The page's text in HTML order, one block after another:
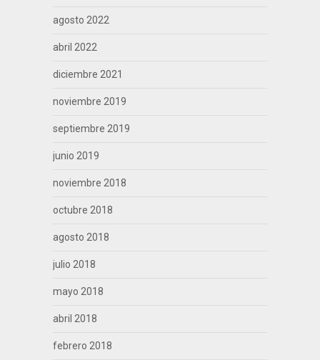
agosto 2022
abril 2022
diciembre 2021
noviembre 2019
septiembre 2019
junio 2019
noviembre 2018
octubre 2018
agosto 2018
julio 2018
mayo 2018
abril 2018
febrero 2018